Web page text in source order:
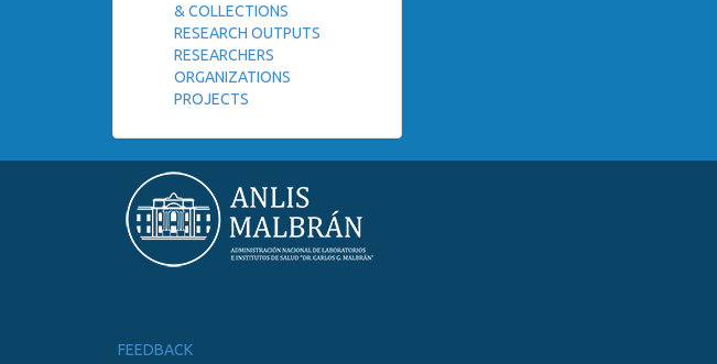
& COLLECTIONS
RESEARCH OUTPUTS
RESEARCHERS
ORGANIZATIONS
PROJECTS
FEEDBACK